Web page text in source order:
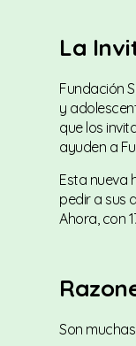
La
Fundación
y
que los
ayuden a
Esta nueva
pedir a sus
Ahora, con
Son